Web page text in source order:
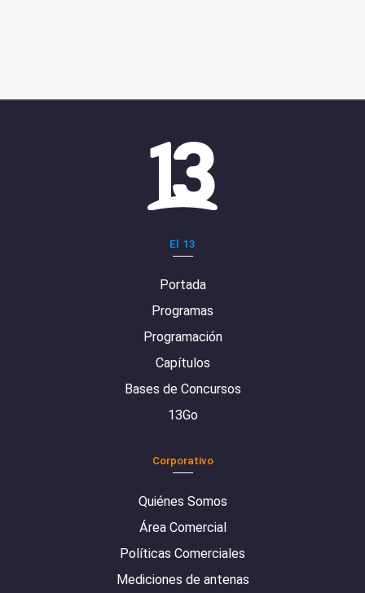
El 13
Portada
Programas
Programación
Capítulos
Bases de Concursos
13Go
Corporativo
Quiénes Somos
Área Comercial
Políticas Comerciales
Mediciones de antenas